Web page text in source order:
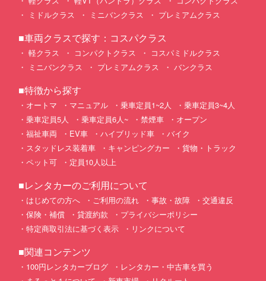
ミドルクラス
ミニバンクラス プレミアムクラス
■車両クラスで探す：コスパクラス
軽クラス コンパクトクラス
コスパミドルクラス
ミニバンクラス
プレミアムクラス バンクラス
■特徴から探す
オートマ マニュアル 乗車定員1~2人
乗車定員3~4人
乗車定員5人
乗車定員6人~ 禁煙車
オープン
福祉車両
EV車 ハイブリッド車
バイク
スタッドレス装着車
キャンピングカー
貨物・トラック
ペット可
定員10人以上
■レンタカーのご利用について
はじめての方へ ご利用の流れ 事故・故障
交通違反
保険・補償
貸渡約款
プライバシーポリシー
特定商取引法に基づく表示
リンクについて
■関連コンテンツ
100円レンタカーブログ
レンタカー・中古車を買う